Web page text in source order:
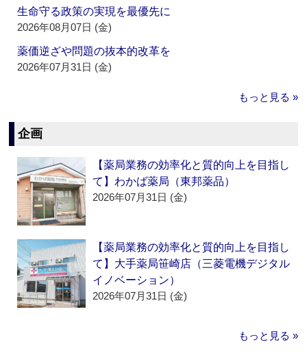
生命守る政策の実現を最優先に
2026年08月07日 (金)
薬価逆ざや問題の抜本的改革を
2026年07月31日 (金)
もっと見る »
企画
【薬局業務の効率化と質的向上を目指し
て】わかば薬局（東邦薬品）
2026年07月31日 (金)
【薬局業務の効率化と質的向上を目指し
て】大手薬局笹崎店（三菱電機デジタル
イノベーション）
2026年07月31日 (金)
もっと見る »